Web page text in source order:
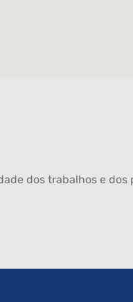
dos trabalhos e